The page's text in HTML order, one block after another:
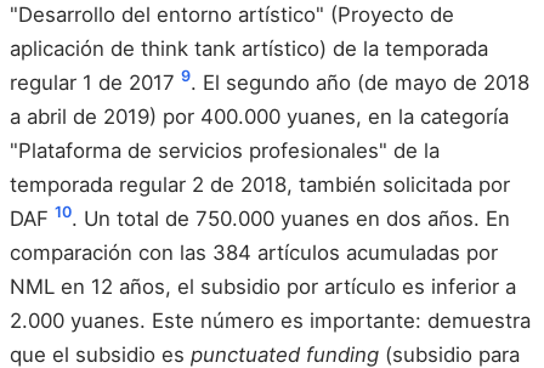
"Desarrollo del entorno artístico" (Proyecto de
aplicación de think tank artístico) de la temporada
regular 1 de 2017 9. El segundo año (de mayo de 2018
a abril de 2019) por 400.000 yuanes, en la categoría
"Plataforma de servicios profesionales" de la
temporada regular 2 de 2018, también solicitada por
DAF 10. Un total de 750.000 yuanes en dos años. En
comparación con las 384 artículos acumuladas por
NML en 12 años, el subsidio por artículo es inferior a
2.000 yuanes. Este número es importante: demuestra
que el subsidio es punctuated funding (subsidio para